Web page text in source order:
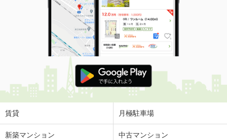
賃貸 月極駐車場
新築マンション 中古マンション